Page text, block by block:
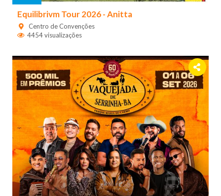
Equilibrivm Tour 2026 - Anitta
Centro de Convenções
4454 visualizações